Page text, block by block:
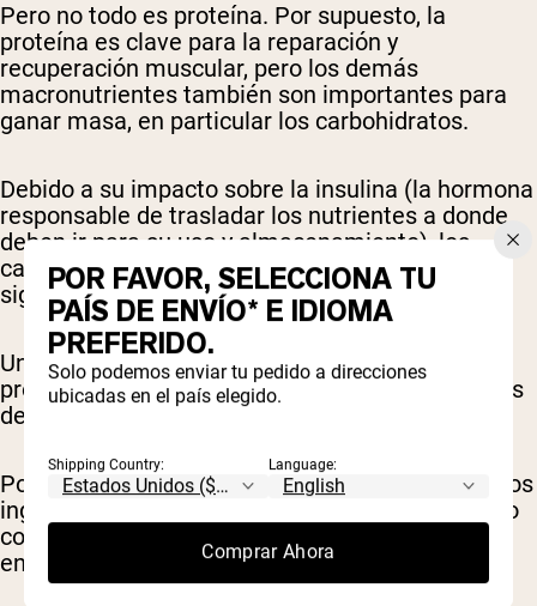
Pero no todo es proteína. Por supuesto, la
proteína es clave para la reparación y
recuperación muscular, pero los demás
macronutrientes también son importantes para
ganar masa, en particular los carbohidratos.
Debido a su impacto sobre la insulina (la hormona
responsable de trasladar los nutrientes a donde
deben ir para su uso y almacenamiento), los
carbohidratos tienen un impacto rápido y
significativo en el peso corporal.
Un carbohidrato complejo es ideal para estos
propósitos, de modo que no experimentes caídas
de azúcar en sangre agotadoras.
Por ejemplo, la maltodextrina orgánica, uno de los
ingredientes de
, es un carbohidrato
complejo que puede brindarte un impulso de
energía y calorías durante un entrenamiento.
POR FAVOR, SELECCIONA TU
PAÍS DE ENVÍO* E IDIOMA
PREFERIDO.
Solo podemos enviar tu pedido a direcciones
ubicadas en el país elegido.
Shipping Country: Language:
Comprar Ahora